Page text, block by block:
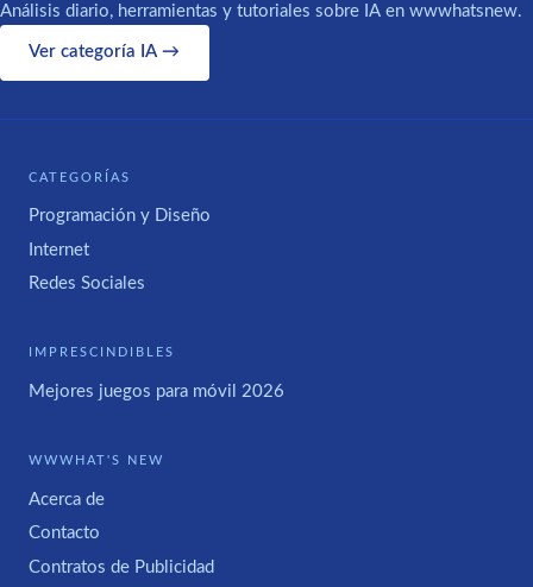
Análisis diario, herramientas y tutoriales sobre IA en wwwhatsnew.
Ver categoría IA →
CATEGORÍAS
Programación y Diseño
Internet
Redes Sociales
IMPRESCINDIBLES
Mejores juegos para móvil 2026
WWWHAT'S NEW
Acerca de
Contacto
Contratos de Publicidad